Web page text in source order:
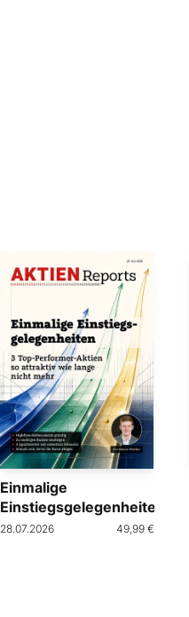
Einmalige
Einstiegsgelegenheiten
28.07.2026 49,99 €